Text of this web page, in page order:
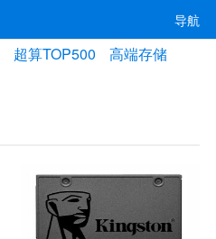
导航
超算TOP500
高端存储